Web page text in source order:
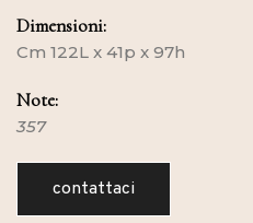
Dimensioni:
Cm 122L x 41p x 97h
Note:
357
contattaci